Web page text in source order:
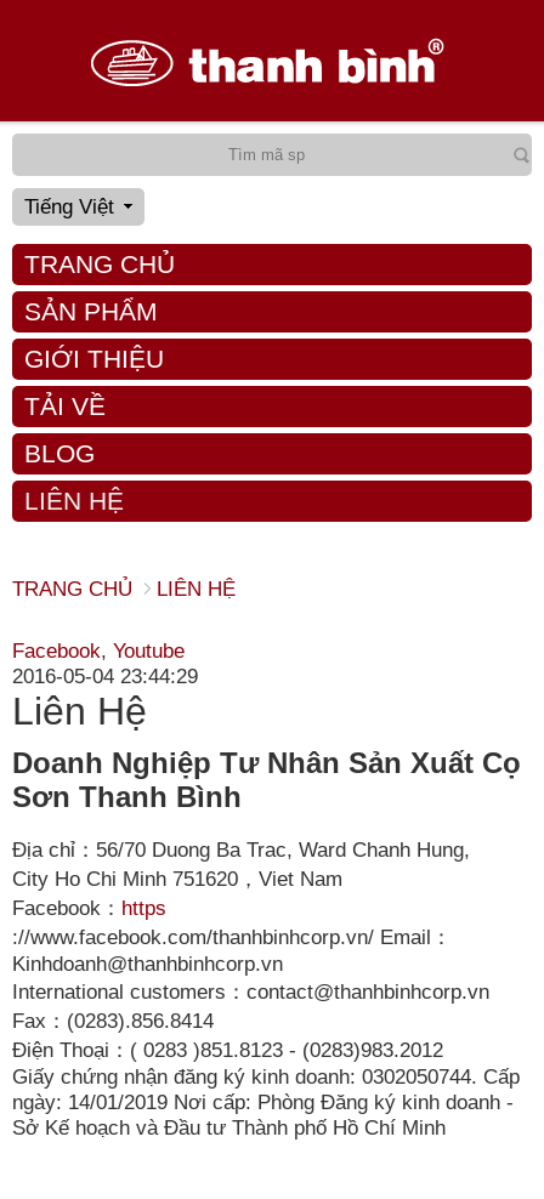
Tiếng Việt
TRANG CHỦ
SẢN PHẨM
GIỚI THIỆU
TẢI VỀ
BLOG
LIÊN HỆ
TRANG CHỦ LIÊN HỆ
Facebook, Youtube
2016-05-04 23:44:29
Liên Hệ
Doanh Nghiệp Tư Nhân Sản Xuất Cọ
Sơn Thanh Bình
Địa chỉ：56/70 Duong Ba Trac, Ward Chanh Hung,
City Ho Chi Minh 751620，Viet Nam
Facebook： https
://www.facebook.com/thanhbinhcorp.vn/ Email：
Kinhdoanh@thanhbinhcorp.vn
International customers：contact@thanhbinhcorp.vn
Fax：(0283).856.8414
Điện Thoại：( 0283 )851.8123 - (0283)983.2012
Giấy chứng nhận đăng ký kinh doanh: 0302050744. Cấp
ngày: 14/01/2019 Nơi cấp: Phòng Đăng ký kinh doanh -
Sở Kế hoạch và Đầu tư Thành phố Hồ Chí Minh